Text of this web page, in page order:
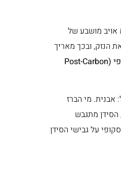
אויב מושבע של
הנזק, ובכך מאריך
פוליש פחם סופי (Post-Carbon
אבנית. מי הברז
הסידן מתגבש
על גבישי הסידן